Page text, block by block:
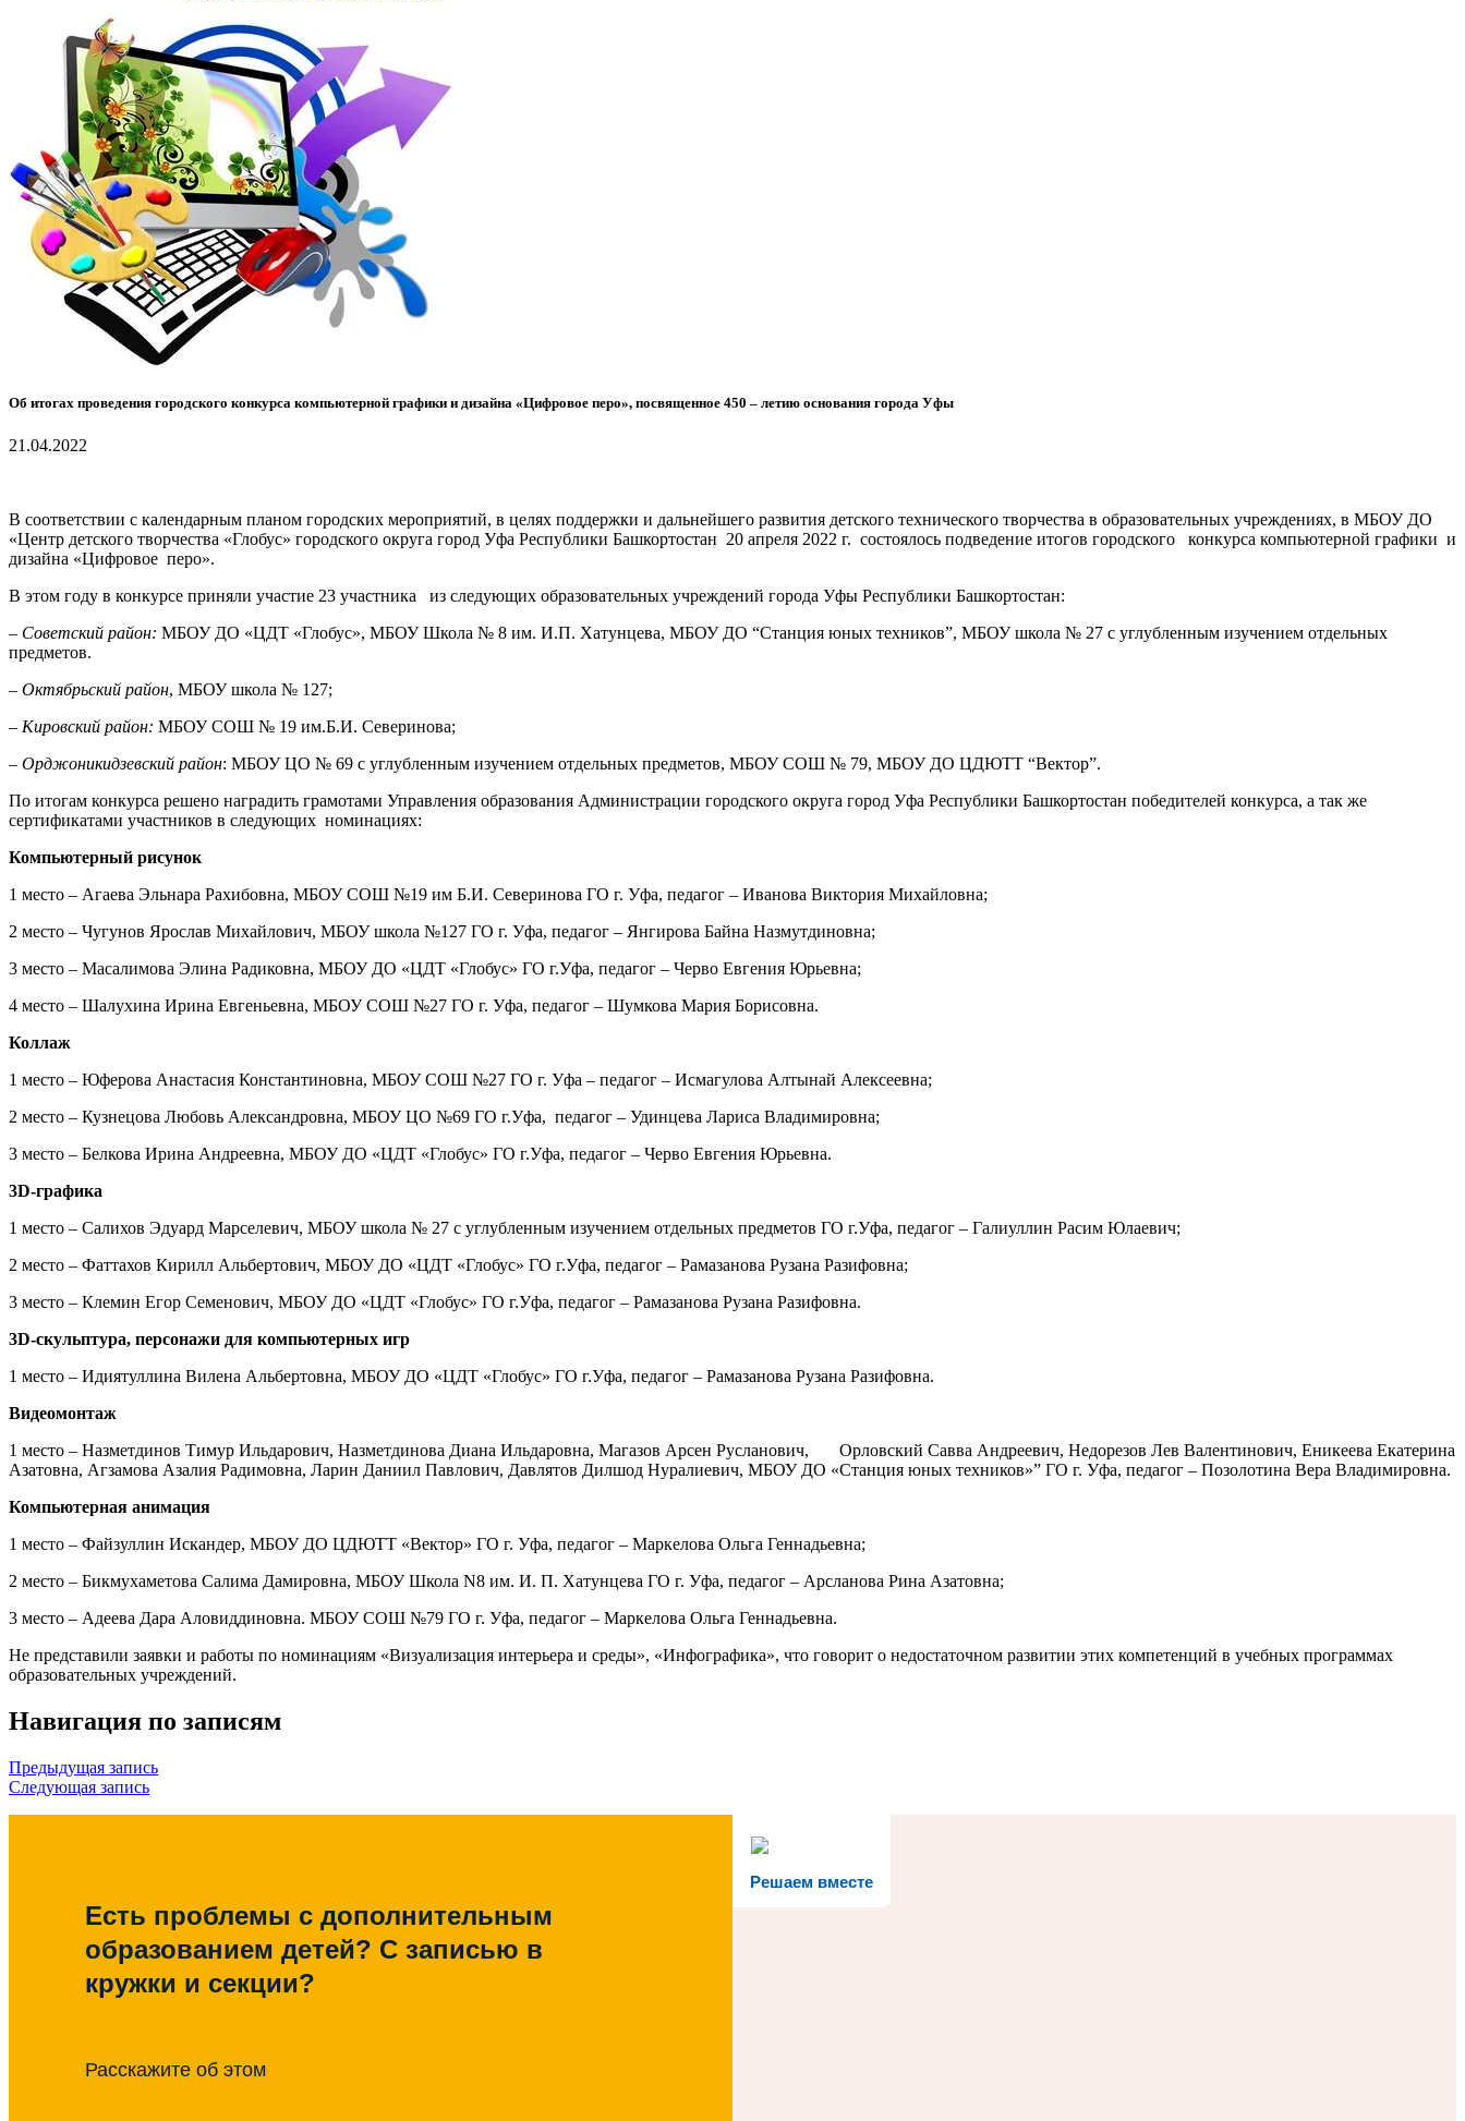
Об итогах проведения городского конкурса компьютерной графики и дизайна «Цифровое перо», посвященное 450 – летию основания города Уфы
21.04.2022
В соответствии с календарным планом городских мероприятий, в целях поддержки и дальнейшего развития детского технического творчества в образовательных учреждениях, в МБОУ ДО
«Центр детского творчества «Глобус» городского округа город Уфа Республики Башкортостан 20 апреля 2022 г. состоялось подведение итогов городского конкурса компьютерной графики и
дизайна «Цифровое перо».
В этом году в конкурсе приняли участие 23 участника из следующих образовательных учреждений города Уфы Республики Башкортостан:
– Советский район: МБОУ ДО «ЦДТ «Глобус», МБОУ Школа № 8 им. И.П. Хатунцева, МБОУ ДО “Станция юных техников”, МБОУ школа № 27 с углубленным изучением отдельных
предметов.
– Октябрьский район, МБОУ школа № 127;
– Кировский район: МБОУ СОШ № 19 им.Б.И. Северинова;
– Орджоникидзевский район: МБОУ ЦО № 69 с углубленным изучением отдельных предметов, МБОУ СОШ № 79, МБОУ ДО ЦДЮТТ “Вектор”.
По итогам конкурса решено наградить грамотами Управления образования Администрации городского округа город Уфа Республики Башкортостан победителей конкурса, а так же
сертификатами участников в следующих номинациях:
Компьютерный рисунок
1 место – Агаева Эльнара Рахибовна, МБОУ СОШ №19 им Б.И. Северинова ГО г. Уфа, педагог – Иванова Виктория Михайловна;
2 место – Чугунов Ярослав Михайлович, МБОУ школа №127 ГО г. Уфа, педагог – Янгирова Байна Назмутдиновна;
3 место – Масалимова Элина Радиковна, МБОУ ДО «ЦДТ «Глобус» ГО г.Уфа, педагог – Черво Евгения Юрьевна;
4 место – Шалухина Ирина Евгеньевна, МБОУ СОШ №27 ГО г. Уфа, педагог – Шумкова Мария Борисовна.
Коллаж
1 место – Юферова Анастасия Константиновна, МБОУ СОШ №27 ГО г. Уфа – педагог – Исмагулова Алтынай Алексеевна;
2 место – Кузнецова Любовь Александровна, МБОУ ЦО №69 ГО г.Уфа, педагог – Удинцева Лариса Владимировна;
3 место – Белкова Ирина Андреевна, МБОУ ДО «ЦДТ «Глобус» ГО г.Уфа, педагог – Черво Евгения Юрьевна.
3D-графика
1 место – Салихов Эдуард Марселевич, МБОУ школа № 27 с углубленным изучением отдельных предметов ГО г.Уфа, педагог – Галиуллин Расим Юлаевич;
2 место – Фаттахов Кирилл Альбертович, МБОУ ДО «ЦДТ «Глобус» ГО г.Уфа, педагог – Рамазанова Рузана Разифовна;
3 место – Клемин Егор Семенович, МБОУ ДО «ЦДТ «Глобус» ГО г.Уфа, педагог – Рамазанова Рузана Разифовна.
3D-скульптура, персонажи для компьютерных игр
1 место – Идиятуллина Вилена Альбертовна, МБОУ ДО «ЦДТ «Глобус» ГО г.Уфа, педагог – Рамазанова Рузана Разифовна.
Видеомонтаж
1 место – Назметдинов Тимур Ильдарович, Назметдинова Диана Ильдаровна, Магазов Арсен Русланович, Орловский Савва Андреевич, Недорезов Лев Валентинович, Еникеева Екатерина
Азатовна, Агзамова Азалия Радимовна, Ларин Даниил Павлович, Давлятов Дилшод Нуралиевич, МБОУ ДО «Станция юных техников»” ГО г. Уфа, педагог – Позолотина Вера Владимировна.
Компьютерная анимация
1 место – Файзуллин Искандер, МБОУ ДО ЦДЮТТ «Вектор» ГО г. Уфа, педагог – Маркелова Ольга Геннадьевна;
2 место – Бикмухаметова Салима Дамировна, МБОУ Школа N8 им. И. П. Хатунцева ГО г. Уфа, педагог – Арсланова Рина Азатовна;
3 место – Адеева Дара Аловиддиновна. МБОУ СОШ №79 ГО г. Уфа, педагог – Маркелова Ольга Геннадьевна.
Не представили заявки и работы по номинациям «Визуализация интерьера и среды», «Инфографика», что говорит о недостаточном развитии этих компетенций в учебных программах
образовательных учреждений.
Навигация по записям
Предыдущая запись
Следующая запись
Решаем вместе
Есть проблемы с дополнительным
образованием детей? С записью в
кружки и секции?
Расскажите об этом